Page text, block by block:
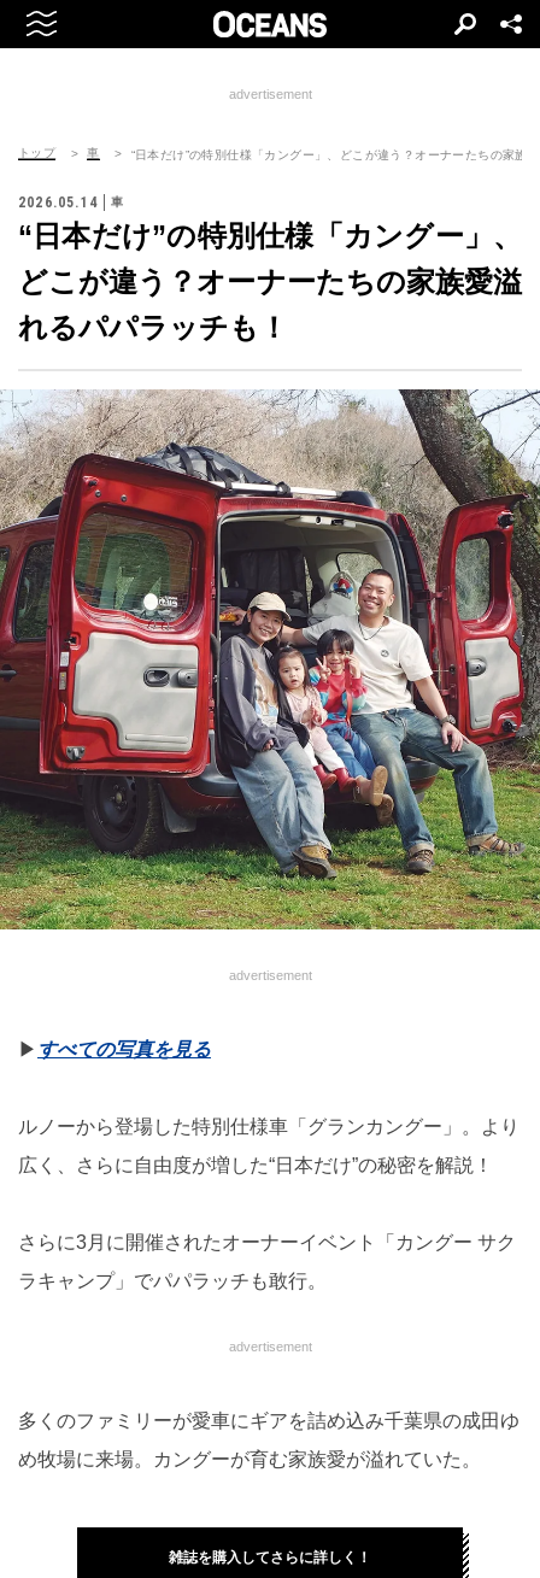
advertisement
トップ 車 “日本だけ”の特別仕様「カングー」、どこが違う？オーナーたちの家族
2026.05.14 車
“日本だけ”の特別仕様「カングー」、
どこが違う？オーナーたちの家族愛溢
れるパパラッチも！
advertisement
▶︎ すべての写真を見る
ルノーから登場した特別仕様車「グランカングー」。より
広く、さらに自由度が増した“日本だけ”の秘密を解説！
さらに3月に開催されたオーナーイベント「カングー サク
ラキャンプ」でパパラッチも敢行。
advertisement
多くのファミリーが愛車にギアを詰め込み千葉県の成田ゆ
め牧場に来場。カングーが育む家族愛が溢れていた。
雑誌を購入してさらに詳しく！